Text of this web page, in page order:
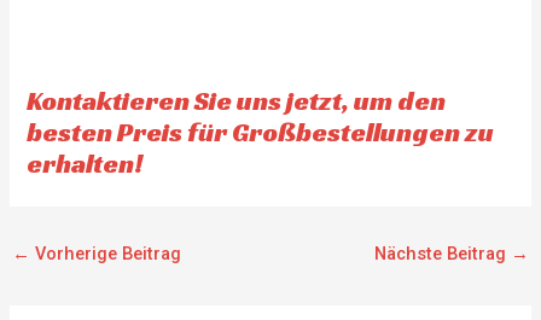
Kontaktieren Sie uns jetzt, um den
besten Preis für Großbestellungen zu
erhalten!
← Vorherige Beitrag Nächste Beitrag →